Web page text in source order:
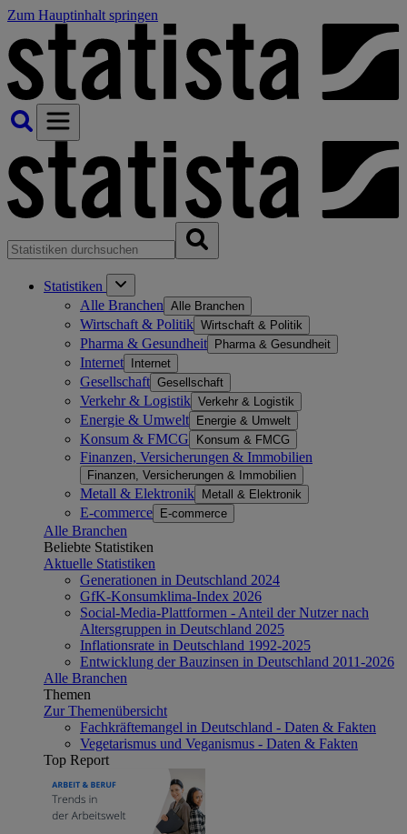
Zum Hauptinhalt springen
Statistiken
Alle Branchen Alle Branchen
Wirtschaft & Politik Wirtschaft & Politik
Pharma & Gesundheit Pharma & Gesundheit
Internet Internet
Gesellschaft Gesellschaft
Verkehr & Logistik Verkehr & Logistik
Energie & Umwelt Energie & Umwelt
Konsum & FMCG Konsum & FMCG
Finanzen, Versicherungen & Immobilien
Finanzen, Versicherungen & Immobilien
Metall & Elektronik Metall & Elektronik
E-commerce E-commerce
Alle Branchen
Beliebte Statistiken
Aktuelle Statistiken
Generationen in Deutschland 2024
GfK-Konsumklima-Index 2026
Social-Media-Plattformen - Anteil der Nutzer nach
Altersgruppen in Deutschland 2025
Inflationsrate in Deutschland 1992-2025
Entwicklung der Bauzinsen in Deutschland 2011-2026
Alle Branchen
Themen
Zur Themenübersicht
Fachkräftemangel in Deutschland - Daten & Fakten
Vegetarismus und Veganismus - Daten & Fakten
Top Report